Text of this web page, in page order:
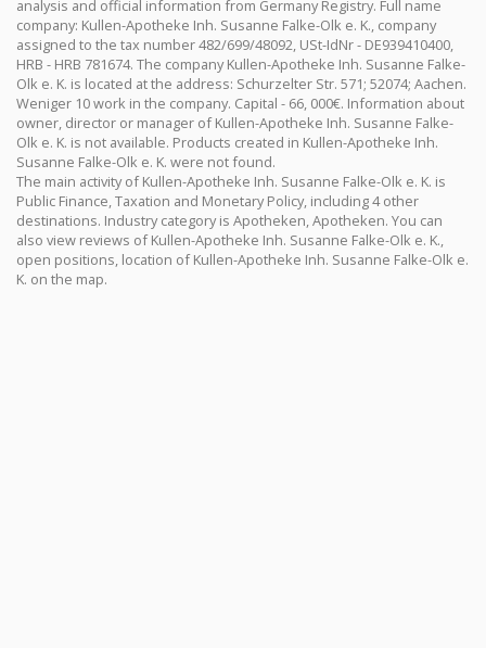
analysis and official information from Germany Registry. Full name
company: Kullen-Apotheke Inh. Susanne Falke-Olk e. K., company
assigned to the tax number 482/699/48092, USt-IdNr - DE939410400,
HRB - HRB 781674. The company Kullen-Apotheke Inh. Susanne Falke-
Olk e. K. is located at the address: Schurzelter Str. 571; 52074; Aachen.
Weniger 10 work in the company. Capital - 66, 000€. Information about
owner, director or manager of Kullen-Apotheke Inh. Susanne Falke-
Olk e. K. is not available. Products created in Kullen-Apotheke Inh.
Susanne Falke-Olk e. K. were not found.
The main activity of Kullen-Apotheke Inh. Susanne Falke-Olk e. K. is
Public Finance, Taxation and Monetary Policy, including 4 other
destinations. Industry category is Apotheken, Apotheken. You can
also view reviews of Kullen-Apotheke Inh. Susanne Falke-Olk e. K.,
open positions, location of Kullen-Apotheke Inh. Susanne Falke-Olk e.
K. on the map.